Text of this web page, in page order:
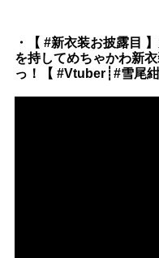
・【 #新衣装お披露目
を持してめちゃかわ新
っ！【 #Vtuber┊#雪尾紺